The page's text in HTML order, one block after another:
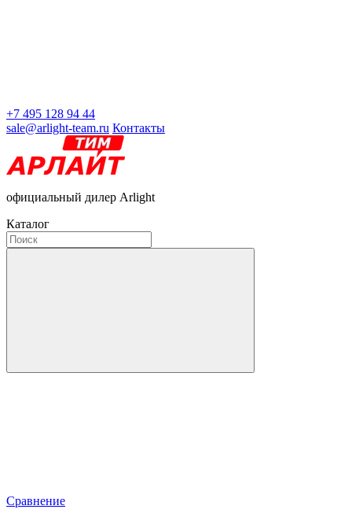
+7 495 128 94 44
sale@arlight-team.ru Контакты
официальный дилер Arlight
Каталог
Сравнение